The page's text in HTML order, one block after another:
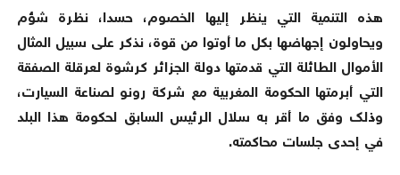
هذه التنمية التي ينظر إليها الخصوم، حسدا، نظرة شؤم
ويحاولون إجهاضها بكل ما أوتوا من قوة، نذكر على سبيل المثال
الأموال الطائلة التي قدمتها دولة الجزائر كرشوة لعرقلة الصفقة
التي أبرمتها الحكومة المغربية مع شركة رونو لصناعة السيارت،
وذلك وفق ما أقر به سلال الرئيس السابق لحكومة هذا البلد
في إحدى جلسات محاكمته.